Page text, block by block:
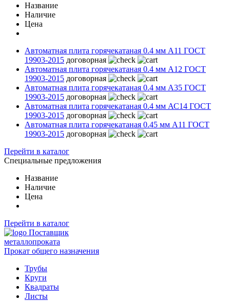
Название
Наличие
Цена
Автоматная плита горячекатаная 0.4 мм А11 ГОСТ
19903-2015 договорная
Автоматная плита горячекатаная 0.4 мм А12 ГОСТ
19903-2015 договорная
Автоматная плита горячекатаная 0.4 мм А35 ГОСТ
19903-2015 договорная
Автоматная плита горячекатаная 0.4 мм АС14 ГОСТ
19903-2015 договорная
Автоматная плита горячекатаная 0.45 мм А11 ГОСТ
19903-2015 договорная
Перейти в каталог
Специальные предложения
Название
Наличие
Цена
Перейти в каталог
Поставщик
металлопроката
Прокат общего назначения
Трубы
Круги
Квадраты
Листы